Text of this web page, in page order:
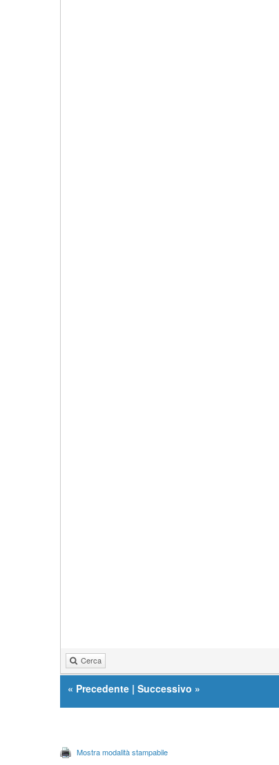
Cerca
« Precedente | Successivo »
Mostra modalità stampabile